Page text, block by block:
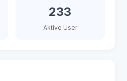
233
Aktive User